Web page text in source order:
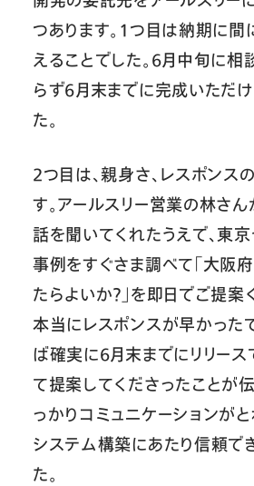
つあります。1つ目は納期に間
えることでした。6月中旬に相
らず6月末までに完成いただ
た。
2つ目は、親身さ、レスポンス
す。アールスリー営業の林さ
話を聞いてくれたうえで、東
事例をすぐさま調べて「大阪
たらよいか？」を即日でご提案
本当にレスポンスが早かった
ば確実に6月末までにリリー
て提案してくださったことが
っかりコミュニケーションがと
システム構築にあたり信頼で
た。